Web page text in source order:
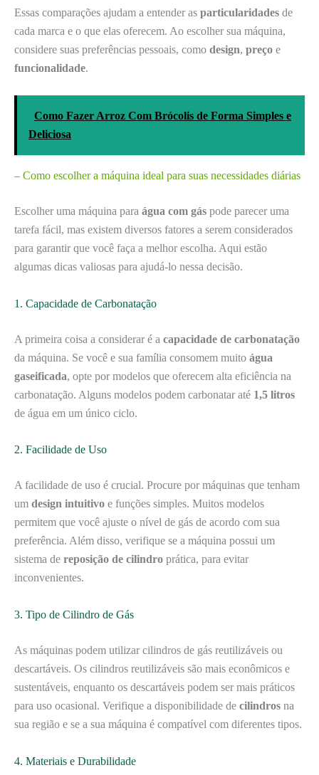
Essas comparações ajudam a entender as particularidades de
cada marca e o que elas oferecem. Ao escolher sua máquina,
considere suas preferências pessoais, como design, preço e
funcionalidade.
Como Fazer Arroz Com Brócolis de Forma Simples e
Deliciosa
– Como escolher a máquina ideal para suas necessidades diárias
Escolher uma máquina para água com gás pode parecer uma
tarefa fácil, mas existem diversos fatores a serem considerados
para garantir que você faça a melhor escolha. Aqui estão
algumas dicas valiosas para ajudá-lo nessa decisão.
1. Capacidade de Carbonatação
A primeira coisa a considerar é a capacidade de carbonatação
da máquina. Se você e sua família consomem muito água
gaseificada, opte por modelos que oferecem alta eficiência na
carbonatação. Alguns modelos podem carbonatar até 1,5 litros
de água em um único ciclo.
2. Facilidade de Uso
A facilidade de uso é crucial. Procure por máquinas que tenham
um design intuitivo e funções simples. Muitos modelos
permitem que você ajuste o nível de gás de acordo com sua
preferência. Além disso, verifique se a máquina possui um
sistema de reposição de cilindro prática, para evitar
inconvenientes.
3. Tipo de Cilindro de Gás
As máquinas podem utilizar cilindros de gás reutilizáveis ou
descartáveis. Os cilindros reutilizáveis são mais econômicos e
sustentáveis, enquanto os descartáveis podem ser mais práticos
para uso ocasional. Verifique a disponibilidade de cilindros na
sua região e se a sua máquina é compatível com diferentes tipos.
4. Materiais e Durabilidade